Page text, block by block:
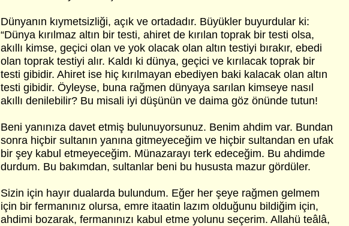
Dünyanın kıymetsizliği, açık ve ortadadır. Büyükler buyurdular ki:
“Dünya kırılmaz altın bir testi, ahiret de kırılan toprak bir testi olsa,
akıllı kimse, geçici olan ve yok olacak olan altın testiyi bırakır, ebedi
olan toprak testiyi alır. Kaldı ki dünya, geçici ve kırılacak toprak bir
testi gibidir. Ahiret ise hiç kırılmayan ebediyen baki kalacak olan altın
testi gibidir. Öyleyse, buna rağmen dünyaya sarılan kimseye nasıl
akıllı denilebilir? Bu misali iyi düşünün ve daima göz önünde tutun!
Beni yanınıza davet etmiş bulunuyorsunuz. Benim ahdim var. Bundan
sonra hiçbir sultanın yanına gitmeyeceğim ve hiçbir sultandan en ufak
bir şey kabul etmeyeceğim. Münazarayı terk edeceğim. Bu ahdimde
durdum. Bu bakımdan, sultanlar beni bu hususta mazur gördüler.
Sizin için hayır dualarda bulundum. Eğer her şeye rağmen gelmem
için bir fermanınız olursa, emre itaatin lazım olduğunu bildiğim için,
ahdimi bozarak, fermanınızı kabul etme yolunu seçerim. Allahü teâlâ,